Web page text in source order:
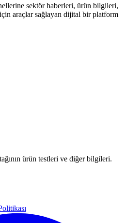
sektör haberleri, ürün bilgileri,
araçlar sağlayan dijital bir platform
ürün testleri ve diğer bilgileri.